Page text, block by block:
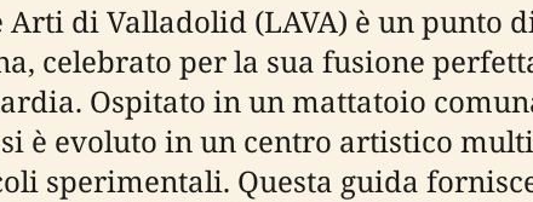
di Valladolid (LAVA) è un
celebrato per la sua fusione
Ospitato in un mattatoio
è evoluto in un centro artistico
sperimentali. Questa guida